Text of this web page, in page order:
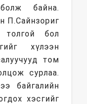
байна.
П.Сайнзориг
толгой бол
хүлээн
том
сурлаа.
байгалийн
хэсгийг